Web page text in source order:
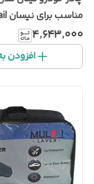
مناسب برای نیسان X-Trail
۴٬۶۴۳٬۰۰۰
افزودن